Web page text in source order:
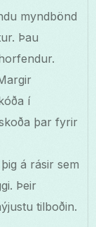
myndbönd
Þau
í
þar fyrir
á rásir sem
Þeir
tilboðin.